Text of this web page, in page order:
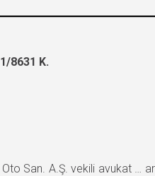
8631 K.
San. A.Ş. vekili avukat …